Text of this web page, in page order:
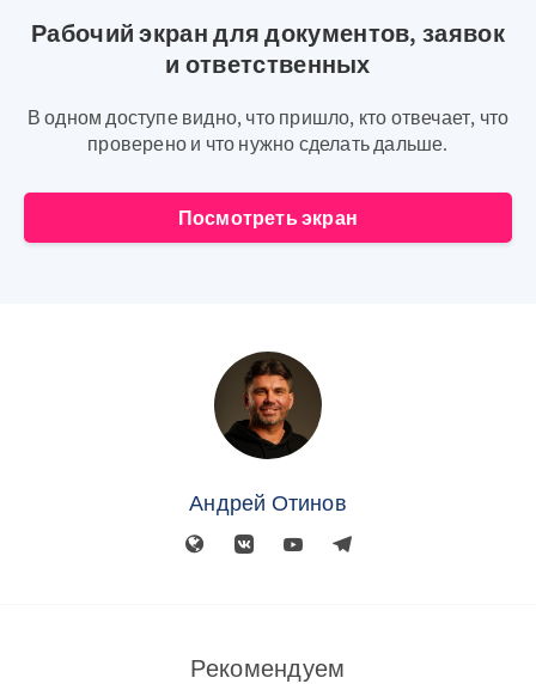
Рабочий экран для документов, заявок
и ответственных
В одном доступе видно, что пришло, кто отвечает, что
проверено и что нужно сделать дальше.
Посмотреть экран
Андрей Отинов
Рекомендуем